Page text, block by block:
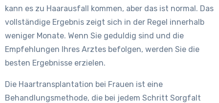
kann es zu Haarausfall kommen, aber das ist normal. Das
vollständige Ergebnis zeigt sich in der Regel innerhalb
weniger Monate. Wenn Sie geduldig sind und die
Empfehlungen Ihres Arztes befolgen, werden Sie die
besten Ergebnisse erzielen.
Die Haartransplantation bei Frauen ist eine
Behandlungsmethode, die bei jedem Schritt Sorgfalt